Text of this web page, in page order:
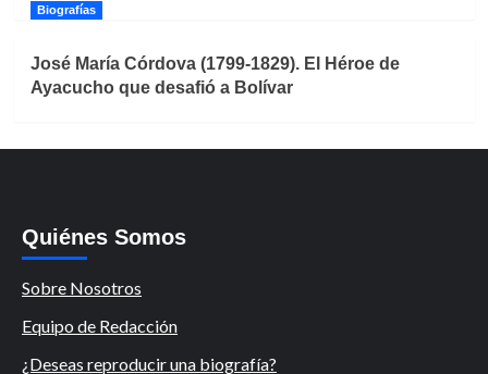
Biografías
José María Córdova (1799-1829). El Héroe de
Ayacucho que desafió a Bolívar
Quiénes Somos
Sobre Nosotros
Equipo de Redacción
¿Deseas reproducir una biografía?